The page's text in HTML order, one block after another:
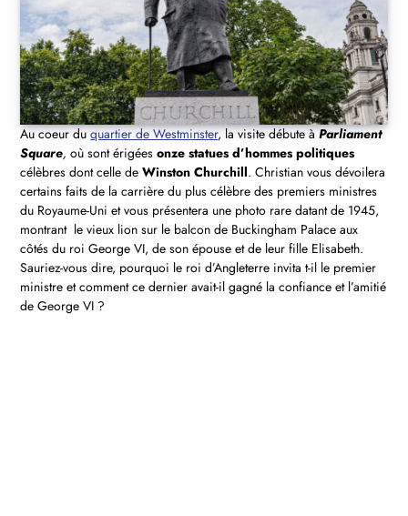
Au coeur duquartier de Westminster, la visite débute àParliament
Square,où sont érigéesonze statues d’hommes politiques
célèbres dont celle deWinston Churchill. Christian vous dévoilera
certains faits de la carrière du plus célèbre des premiers ministres
du Royaume-Uni et vous présentera une photo rare datant de 1945,
montrant le vieux lion sur le balcon de Buckingham Palace aux
côtés du roi George VI, de son épouse et de leur fille Elisabeth.
Sauriez-vous dire, pourquoi le roi d’Angleterre invita t-il le premier
ministre et comment ce dernier avait-il gagné la confiance et l’amitié
de George VI ?